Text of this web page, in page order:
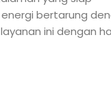
bertarung
ini dengan